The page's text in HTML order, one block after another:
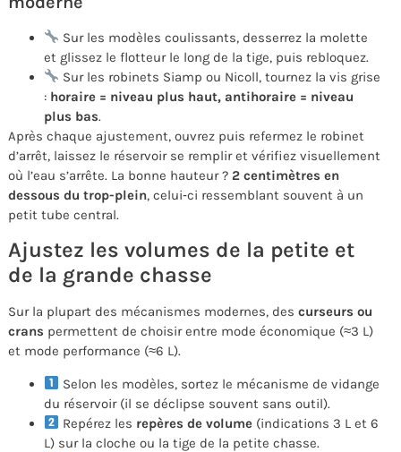
Sur les modèles coulissants, desserrez la molette
et glissez le flotteur le long de la tige, puis rebloquez.
Sur les robinets Siamp ou Nicoll, tournez la vis grise
: horaire = niveau plus haut, antihoraire = niveau
plus bas.
Après chaque ajustement, ouvrez puis refermez le robinet
d’arrêt, laissez le réservoir se remplir et vérifiez visuellement
où l’eau s’arrête. La bonne hauteur ? 2 centimètres en
dessous du trop-plein, celui‑ci ressemblant souvent à un
petit tube central.
Ajustez les volumes de la petite et
de la grande chasse
Sur la plupart des mécanismes modernes, des curseurs ou
crans permettent de choisir entre mode économique (≈3 L)
et mode performance (≈6 L).
Selon les modèles, sortez le mécanisme de vidange
du réservoir (il se déclipse souvent sans outil).
Repérez les repères de volume (indications 3 L et 6
L) sur la cloche ou la tige de la petite chasse.